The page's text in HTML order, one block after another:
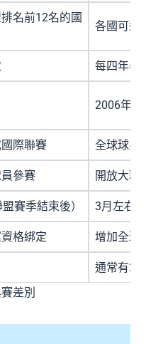
名前12名的國
各國可透
每四年舉
2006年
際聯賽 全球球星
參賽 開放大聯
賽季結束後） 3月左右
格綁定 增加全球
通常有20
差別